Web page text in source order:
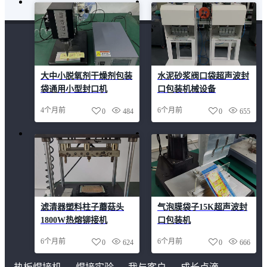
大中小脱氧剂干燥剂包装
袋通用小型封口机
4个月前 484
0
水泥砂浆阀口袋超声波封
口包装机械设备
6个月前 655
0
滤清器塑料柱子蘑菇头
1800W热熔铆接机
6个月前 624
0
气泡膜袋子15K超声波封
口包装机
6个月前 666
0